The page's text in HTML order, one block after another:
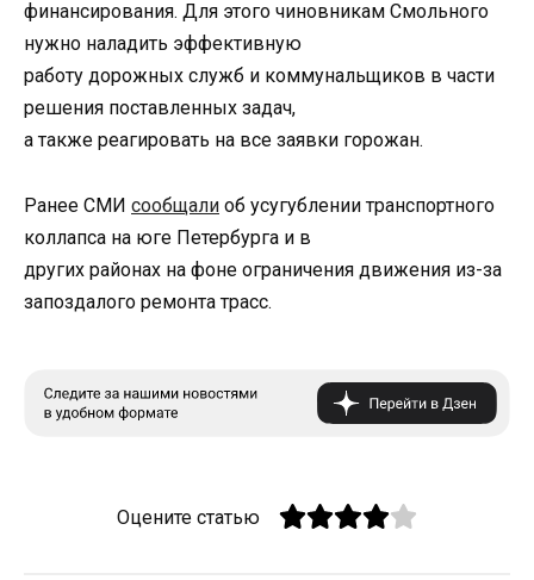
финансирования. Для этого чиновникам Смольного
нужно наладить эффективную
работу дорожных служб и коммунальщиков в части
решения поставленных задач,
а также реагировать на все заявки горожан.
Ранее СМИ сообщали об усугублении транспортного
коллапса на юге Петербурга и в
других районах на фоне ограничения движения из-за
запоздалого ремонта трасс.
Оцените статью